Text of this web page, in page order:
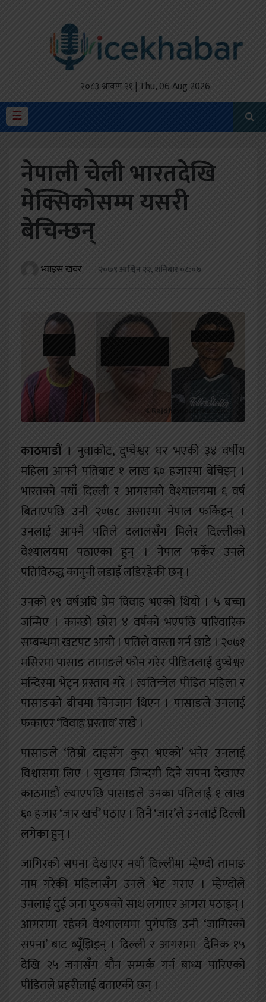
२०८३ श्रावण २१ | Thu, 06 Aug 2026
☰
मैथिली
प्रदेश
अर्थतंत्र
राजनीति
विचार
खेलकुद
नेपाली चेली भारतदेखि
मेक्सिकोसम्म यसरी
बेचिन्छन्
भ्वाइस खबर २०७९ आश्विन २२, शनिबार ०८:०७
काठमाडौं । नुवाकोट, दुप्चेश्वर घर भएकी ३४ वर्षीय
महिला आफ्नै पतिबाट १ लाख ६० हजारमा बेचिइन् ।
भारतको नयाँ दिल्ली र आगराको वेश्यालयमा ६ वर्ष
बिताएपछि उनी २०७८ असारमा नेपाल फर्किइन् ।
उनलाई आफ्नै पतिले दलालसँग मिलेर दिल्लीको
वेश्यालयमा पठाएका हुन् । नेपाल फर्केर उनले
पतिविरुद्ध कानुनी लडाइँ लडिरहेकी छन् ।
उनको १९ वर्षअघि प्रेम विवाह भएको थियो । ५ बच्चा
जन्मिए । कान्छो छोरा ४ वर्षको भएपछि पारिवारिक
सम्बन्धमा खटपट आयो । पतिले वास्ता गर्न छाडे । २०७१
मंसिरमा पासाङ तामाङले फोन गरेर पीडितलाई दुप्चेश्वर
मन्दिरमा भेट्न प्रस्ताव गरे । त्यतिन्जेल पीडित महिला र
पासाङको बीचमा चिनजान थिएन । पासाङले उनलाई
फकाएर ‘विवाह प्रस्ताव’ राखे ।
पासाङले ‘तिम्रो दाइसँग कुरा भएको’ भनेर उनलाई
विश्वासमा लिए । सुखमय जिन्दगी दिने सपना देखाएर
काठमाडौं ल्याएपछि पासाङले उनका पतिलाई १ लाख
६० हजार ‘जार खर्च’ पठाए । तिनै ‘जार’ले उनलाई दिल्ली
लगेका हुन् ।
जागिरको सपना देखाएर नयाँ दिल्लीमा म्हेण्दो तामाङ
नाम गरेकी महिलासँग उनले भेट गराए । म्हेण्दोले
उनलाई दुई जना पुरुषको साथ लगाएर आगरा पठाइन् ।
आगरामा रहेको वेश्यालयमा पुगेपछि उनी ‘जागिरको
सपना’ बाट ब्यूँझिइन् । दिल्ली र आगरामा दैनिक १५
देखि २५ जनासँग यौन सम्पर्क गर्न बाध्य पारिएको
पीडितले प्रहरीलाई बताएकी छन् ।